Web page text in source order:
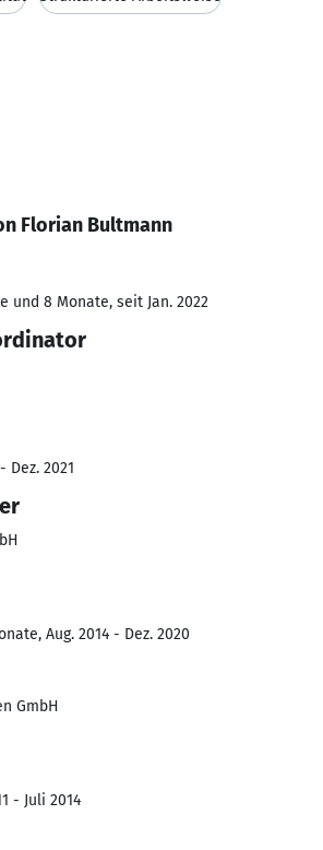
Florian Bultmann
und 8 Monate, seit Jan. 2022
Dez. 2021
Aug. 2014 - Dez. 2020
GmbH
- Juli 2014